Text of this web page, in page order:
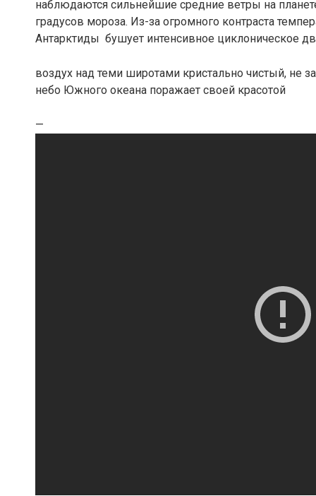
наблюдаются сильнейшие средние ветры на
градусов мороза. Из-за огромного контраста
Антарктиды бушует интенсивное циклоническое
воздух над теми широтами кристально чистый, не
небо Южного океана поражает своей красотой
—